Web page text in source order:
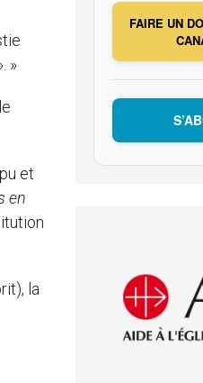
»
et
en
la
FAIRE UN